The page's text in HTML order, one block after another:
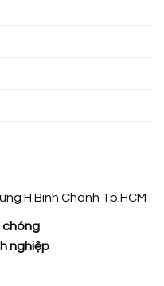
H.Bình Chánh Tp.HCM
chóng
nghiệp